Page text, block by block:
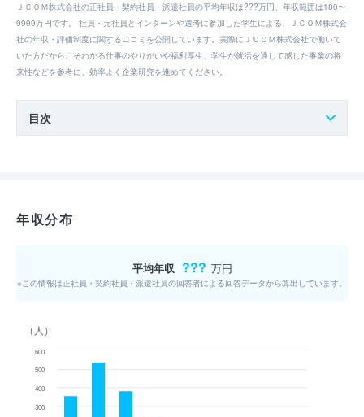
ＪＣＯＭ株式会社の正社員・契約社員・派遣社員の平均年収は???万円、年収範囲は180〜
9999万円です。 社員・元社員とインターンや選考に参加した学生による、ＪＣＯＭ株式会
社の年収・評価制度に関する口コミを公開しています。実際にＪＣＯＭ株式会社で働いて
いた方だからこそわかる仕事のやりがいや福利厚生、学生が就活を通して感じた事業の将
来性などを参考に、効率よく企業研究を進めてください。
目次
年収分布
平均年収 ??? 万円
※この情報は正社員・契約社員・派遣社員の回答者による回答データから算出しています。
（人）
300
400
500
600